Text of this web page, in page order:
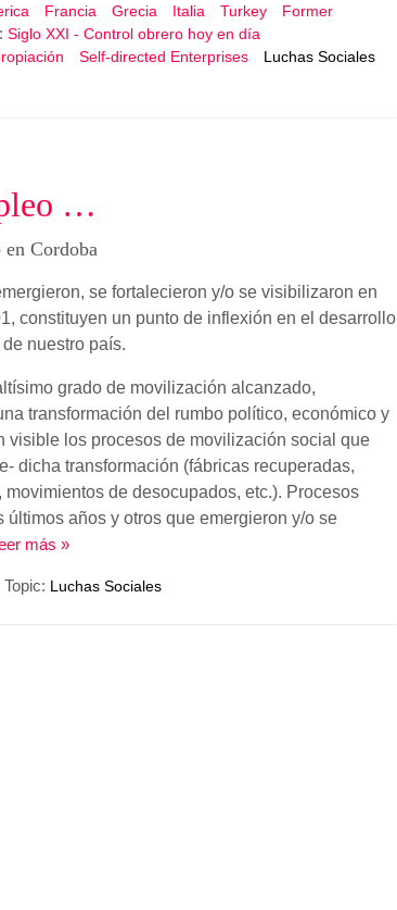
Francia Grecia Italia Turkey
Former
Siglo XXI - Control obrero hoy en día
Self-directed Enterprises
Luchas Sociales
…
Cordoba
se fortalecieron y/o se visibilizaron en
constituyen un punto de inflexión en el desarrollo
nuestro país.
grado de movilización alcanzado,
transformación del rumbo político, económico y
visible los procesos de movilización social que
dicha transformación (fábricas recuperadas,
de desocupados, etc.). Procesos
años y otros que emergieron y/o se
más »
Topic: Luchas Sociales